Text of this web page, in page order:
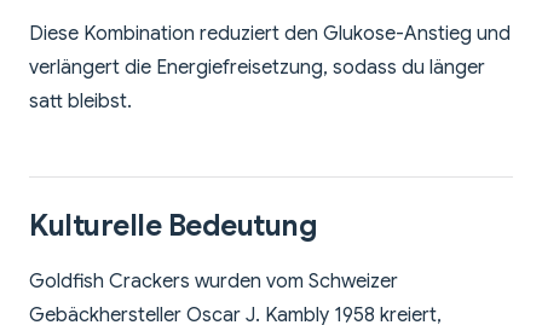
Diese Kombination reduziert den Glukose-Anstieg und
verlängert die Energiefreisetzung, sodass du länger
satt bleibst.
Kulturelle Bedeutung
Goldfish Crackers wurden vom Schweizer
Gebäckhersteller Oscar J. Kambly 1958 kreiert,